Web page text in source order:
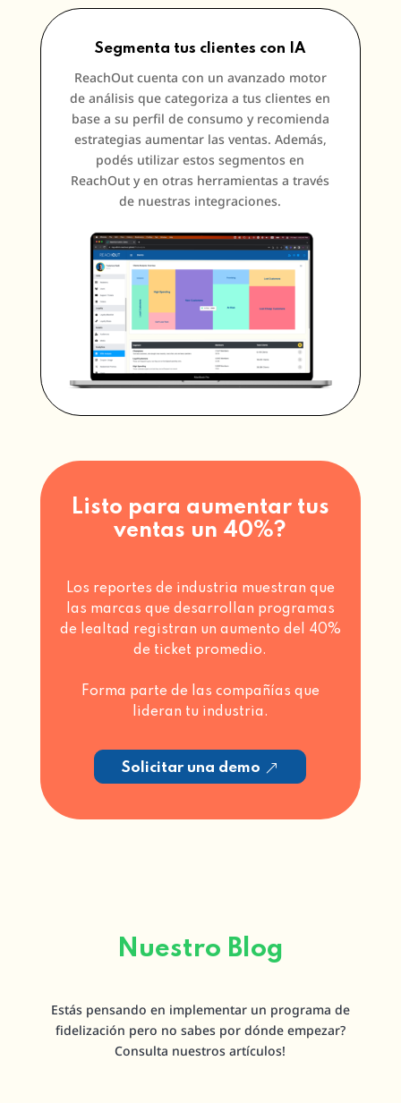
Segmenta tus clientes con IA
ReachOut cuenta con un avanzado motor
de análisis que categoriza a tus clientes en
base a su perfil de consumo y recomienda
estrategias aumentar las ventas. Además,
podés utilizar estos segmentos en
ReachOut y en otras herramientas a través
de nuestras integraciones.
Listo para aumentar tus
ventas un 40%?
Los reportes de industria muestran que
las marcas que desarrollan programas
de lealtad registran un aumento del 40%
de ticket promedio.
Forma parte de las compañías que
lideran tu industria.
Solicitar una demo
Nuestro Blog
Estás pensando en implementar un programa de
fidelización pero no sabes por dónde empezar?
Consulta nuestros artículos!